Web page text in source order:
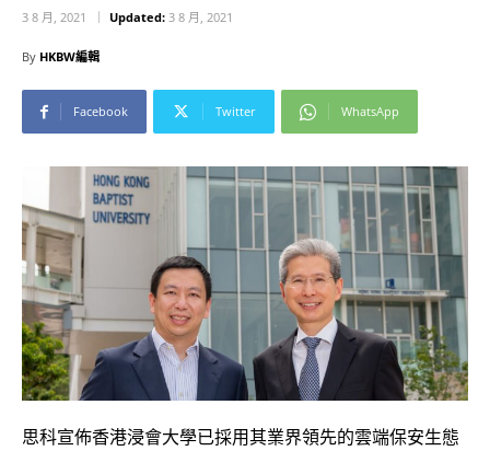
3 8 月, 2021 Updated: 3 8 月, 2021
By HKBW編輯
Facebook Twitter WhatsApp
思科宣佈香港浸會大學已採用其業界領先的雲端保安生態